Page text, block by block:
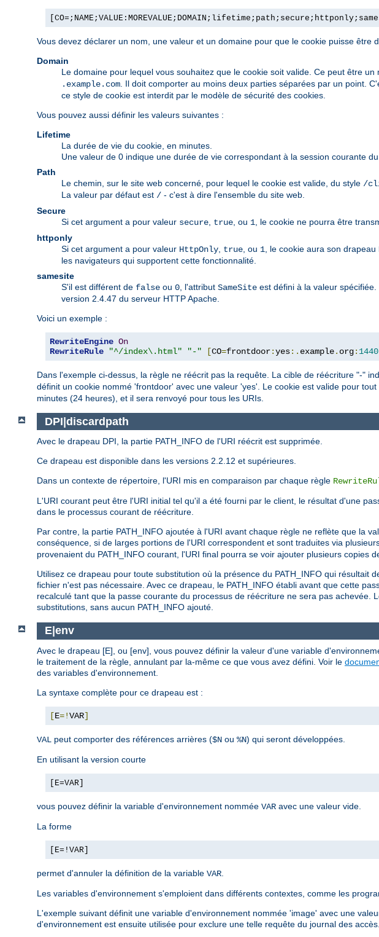
Vous devez déclarer un nom, une valeur et un domaine pour que le cookie puisse être
Domain
Le domaine pour lequel vous souhaitez que le cookie soit valide. Ce peut être un
.example.com . Il doit comporter au moins deux parties séparées par un point.
ce style de cookie est interdit par le modèle de sécurité des cookies.
Vous pouvez aussi définir les valeurs suivantes :
Lifetime
La durée de vie du cookie, en minutes.
Une valeur de 0 indique une durée de vie correspondant à la session courante
Path
Le chemin, sur le site web concerné, pour lequel le cookie est valide, du style /
La valeur par défaut est / - c'est à dire l'ensemble du site web.
Secure
Si cet argument a pour valeur secure true , ou 1 , le cookie ne pourra être
httponly
Si cet argument a pour valeur HttpOnly true , ou 1 , le cookie aura son drapeau
les navigateurs qui supportent cette fonctionnalité.
samesite
S'il est différent de false ou 0 , l'attribut SameSite est défini à la valeur
version 2.4.47 du serveur HTTP Apache.
Voici un exemple :
RewriteEngine On
RewriteRule
"^/index\.html" "-" [CO=frontdoor:yes:. example. org: 1440
Dans l'exemple ci-dessus, la règle ne réécrit pas la requête. La cible de réécriture "-"
définit un cookie nommé 'frontdoor' avec une valeur 'yes'. Le cookie est valide pour
minutes (24 heures), et il sera renvoyé pour tous les URIs.
DPI|discardpath
Avec le drapeau DPI, la partie PATH_INFO de l'URI réécrit est supprimée.
Ce drapeau est disponible dans les versions 2.2.12 et supérieures.
Dans un contexte de répertoire, l'URI mis en comparaison par chaque règle
L'URI courant peut être l'URI initial tel qu'il a été fourni par le client, le résultat d'une
dans le processus courant de réécriture.
Par contre, la partie PATH_INFO ajoutée à l'URI avant chaque règle ne reflète que la
conséquence, si de larges portions de l'URI correspondent et sont traduites via
provenaient du PATH_INFO courant, l'URI final pourra se voir ajouter plusieurs copies
Utilisez ce drapeau pour toute substitution où la présence du PATH_INFO qui
fichier n'est pas nécessaire. Avec ce drapeau, le PATH_INFO établi avant que cette
recalculé tant que la passe courante du processus de réécriture ne sera pas
substitutions, sans aucun PATH_INFO ajouté.
E|env
Avec le drapeau [E], ou [env], vous pouvez définir la valeur d'une variable
le traitement de la règle, annulant par la-même ce que vous avez défini. Voir le
des variables d'environnement.
La syntaxe complète pour ce drapeau est :
[E=!VAR]
VAL peut comporter des références arrières ($N ou %N) qui seront développées.
En utilisant la version courte
[E=VAR]
vous pouvez définir la variable d'environnement nommée VAR avec une valeur vide.
La forme
[E=!VAR]
permet d'annuler la définition de la variable VAR
Les variables d'environnement s'emploient dans différents contextes, comme les
L'exemple suivant définit une variable d'environnement nommée 'image' avec une
d'environnement est ensuite utilisée pour exclure une telle requête du journal des accès.